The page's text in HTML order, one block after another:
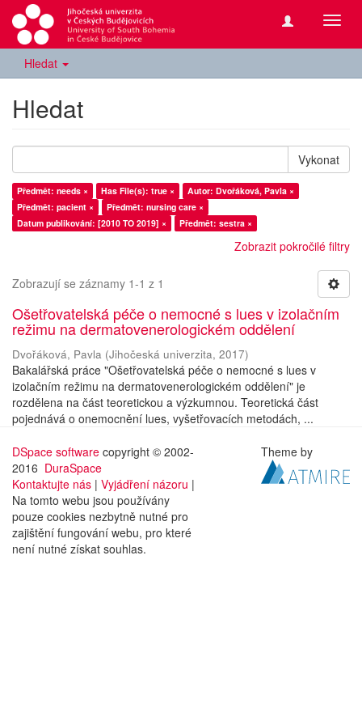
Hledat
Hledat
Vykonat
Předmět: needs × Has File(s): true ×
Autor: Dvořáková, Pavla ×
Předmět: pacient ×
Předmět: nursing care ×
Datum publikování: [2010 TO 2019] ×
Předmět: sestra ×
Zobrazit pokročilé filtry
Zobrazují se záznamy 1-1 z 1
Ošetřovatelská péče o nemocné s lues v izolačním
režimu na dermatovenerologickém oddělení
Dvořáková, Pavla (Jihočeská univerzita, 2017)
Bakalářská práce "Ošetřovatelská péče o nemocné s lues v
izolačním režimu na dermatovenerologickém oddělení" je
rozdělena na část teoretickou a výzkumnou. Teoretická část
pojednává o onemocnění lues, vyšetřovacích metodách, ...
DSpace software copyright © 2002-
2016 DuraSpace
Kontaktujte nás | Vyjádření názoru |
Na tomto webu jsou používány
pouze cookies nezbytně nutné pro
zajištění fungování webu, pro které
není nutné získat souhlas.
Theme by